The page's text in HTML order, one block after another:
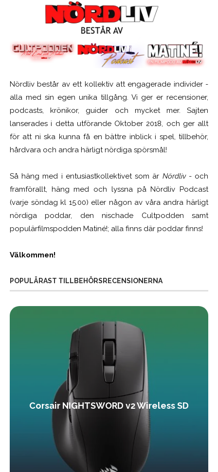
Nördliv består av ett kollektiv att engagerade individer -
alla med sin egen unika tillgång. Vi ger er recensioner,
podcasts, krönikor, guider och mycket mer. Sajten
lanserades i detta utförande Oktober 2018, och ger allt
för att ni ska kunna få en bättre inblick i spel, tillbehör,
hårdvara och andra härligt nördiga spörsmål!
Så häng med i entusiastkollektivet som är Nördliv- och
framförallt, häng med och lyssna på Nördliv Podcast
(varje söndag kl 15.00) eller någon av våra andra härligt
nördiga poddar, den nischade Cultpodden samt
populärfilmspodden Matiné!; alla finns där poddar finns!
Välkommen!
POPULÄRAST TILLBEHÖRSRECENSIONERNA
Corsair NIGHTSWORD v2 Wireless SD